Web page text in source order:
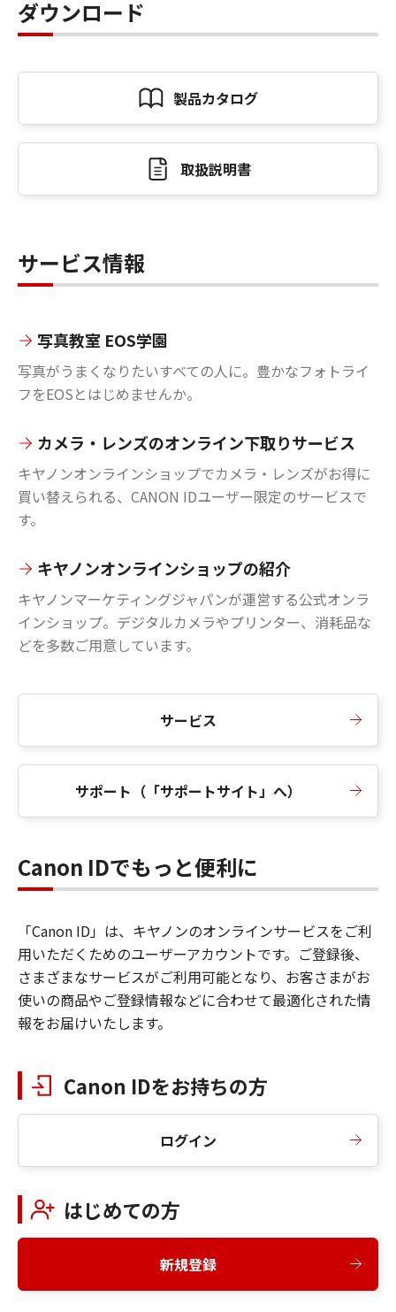
ダウンロード
製品カタログ
取扱説明書
サービス情報
写真教室 EOS学園
写真がうまくなりたいすべての人に。豊かなフォトライ
フをEOSとはじめませんか。
カメラ・レンズのオンライン下取りサービス
キヤノンオンラインショップでカメラ・レンズがお得に
買い替えられる、CANON IDユーザー限定のサービスで
す。
キヤノンオンラインショップの紹介
キヤノンマーケティングジャパンが運営する公式オンラ
インショップ。デジタルカメラやプリンター、消耗品な
どを多数ご用意しています。
サービス
サポート（「サポートサイト」へ）
Canon IDでもっと便利に
「Canon ID」は、キヤノンのオンラインサービスをご利
用いただくためのユーザーアカウントです。ご登録後、
さまざまなサービスがご利用可能となり、お客さまがお
使いの商品やご登録情報などに合わせて最適化された情
報をお届けいたします。
Canon IDをお持ちの方
ログイン
はじめての方
新規登録